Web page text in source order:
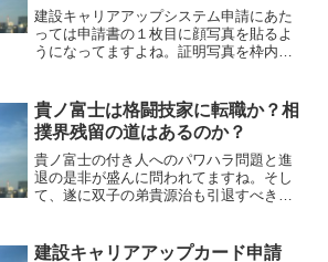
建設キャリアアップシステム申請にあた
っては申請書の１枚目に顔写真を貼るよ
うになってますよね。証明写真を枠内に
外とちょっとしたろこでミスっててそれ
が原因で審査落ちしてしま...
貴ノ富士は格闘技家に転職か？相
撲界残留の道はあるのか？
貴ノ富士の付き人へのパワハラ問題と進
退の是非が盛んに問われてますね。そし
て、遂に双子の弟貴源治も引退すべきだ
たかよ！もう弁解の余地はないよ！と言
建設キャリアアップカード申請